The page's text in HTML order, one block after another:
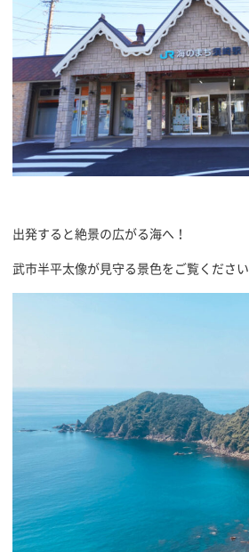
出発すると絶景の広がる海へ！
武市半平太像が見守る景色をご覧ください